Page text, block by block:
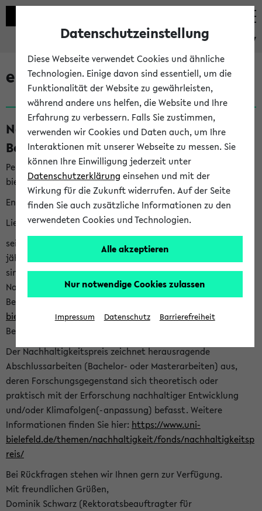
eKVV
eKVV News
Nachhaltigkeitspreis 2026:
Bewerbungsphase gestartet (06.08.26)
Per E-Mail eingestellt von nachhaltigkeitsbuero@uni-
bielefeld.de an den Verteiler 'Alle Studierenden':
English version below
Liebe Studierende,
seit 2023 verleiht das Rektorat der Universität Bielefeld
jährlich den Nachhaltigkeitspreis für Abschlussarbeiten. Sie
sind herzlich eingeladen sich mit Ihrer Abschlussarbeit beim
Nachhaltigkeitsbüro zu bewerben. Bitte nutzen Sie für Ihre
Bewerbung dieses Formular<https://formulare.uni-
bielefeld.de/frontend-server/form/provide/913/>. Die
Bewerbungsfrist endet am 30.09.2026.
Der Nachhaltigkeitspreis zeichnet herausragende
Abschlussarbeiten (Bachelor- oder Masterarbeiten) aus,
deren Forschungsgegenstand sich theoretisch oder
praktisch mit der Erforschung nachhaltiger Entwicklung
und/oder Klimafolgen(-anpassung) befasst. Weitere
Informationen finden Sie hier: https://www.uni-
bielefeld.de/themen/nachhaltigkeit/fonds/nachhaltigkeitsp
reis/
Bei Rückfragen stehen wir Ihnen gern zur Verfügung.
Mit freundlichen Grüßen,
Dominik Schwarz (Rektoratsbeauftragter für
Datenschutzeinstellung
Diese Webseite verwendet Cookies und ähnliche
Technologien. Einige davon sind essentiell, um die
Funktionalität der Website zu gewährleisten,
während andere uns helfen, die Website und Ihre
Erfahrung zu verbessern. Falls Sie zustimmen,
verwenden wir Cookies und Daten auch, um Ihre
Interaktionen mit unserer Webseite zu messen. Sie
können Ihre Einwilligung jederzeit unter
Datenschutzerklärung einsehen und mit der
Wirkung für die Zukunft widerrufen. Auf der Seite
finden Sie auch zusätzliche Informationen zu den
verwendeten Cookies und Technologien.
Alle akzeptieren
Nur notwendige Cookies zulassen
Impressum Datenschutz Barrierefreiheit